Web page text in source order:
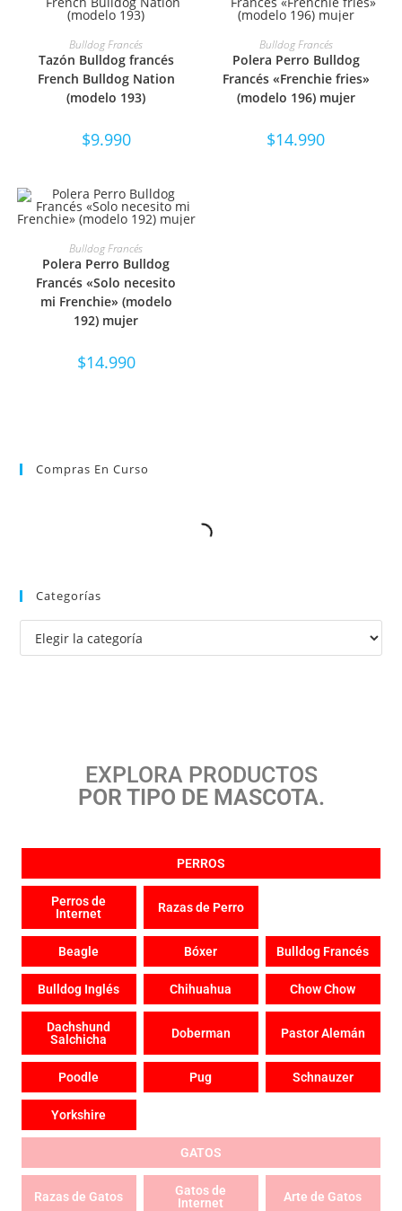
SELECCIONAR OPCIONES
Bulldog Francés
Tazón Bulldog francés
French Bulldog Nation
(modelo 193)
$9.990
SELECCIONAR OPCIONES
Bulldog Francés
Polera Perro Bulldog
Francés «Frenchie fries»
(modelo 196) mujer
$14.990
SELECCIONAR OPCIONES
Bulldog Francés
Polera Perro Bulldog
Francés «Solo necesito
mi Frenchie» (modelo
192) mujer
$14.990
Compras En Curso
Categorías
EXPLORA PRODUCTOS
POR TIPO DE MASCOTA.
PERROS
Perros de
Internet
Razas de Perro
Beagle Bóxer Bulldog Francés
Bulldog Inglés Chihuahua Chow Chow
Dachshund
Salchicha
Doberman Pastor Alemán
Poodle Pug Schnauzer
Yorkshire
GATOS
Razas de Gatos
Gatos de
Internet
Arte de Gatos